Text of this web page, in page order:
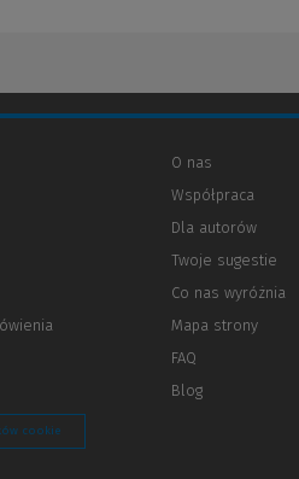
O nas
Współpraca
Dla autorów
innej
strony)
Twoje sugestie
Co nas wyróżnia
Mapa strony
FAQ
Blog
cookie